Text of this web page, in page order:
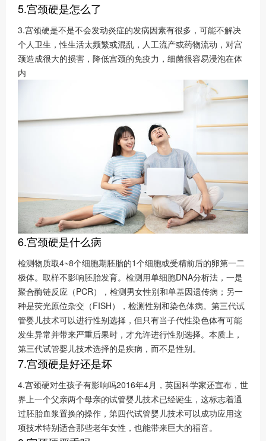
5.宫颈硬是怎么了
3.宫颈硬是不是不会发动炎症的发病因素有很多，可能不解决
个人卫生，性生活太频繁或混乱，人工流产或药物流动，对宫
颈造成很大的损害，降低宫颈的免疫力，细菌很容易浸泡在体
内
6.宫颈硬是什么病
检测物质取4~8个细胞期胚胎的1个细胞或受精前后的卵第一二
极体。取样不影响胚胎发育。检测用单细胞DNA分析法，一是
聚合酶链反应（PCR），检测男女性别和单基因遗传病；另一
种是荧光原位杂交（FISH），检测性别和染色体病。第三代试
管婴儿技术可以进行性别选择，但只有当子代性染色体有可能
发生异常并带来严重后果时，才允许进行性别选择。本质上，
第三代试管婴儿技术选择的是疾病，而不是性别。
7.宫颈硬是好还是坏
4.宫颈硬对生孩子有影响吗2016年4月，英国科学家还宣布，世
界上一个父亲两个母亲的试管婴儿技术已经诞生，这标志着通
过胚胎血浆置换的操作，第四代试管婴儿技术可以成功应用这
项技术特别适合那些老年女性，也能带来巨大的福音。